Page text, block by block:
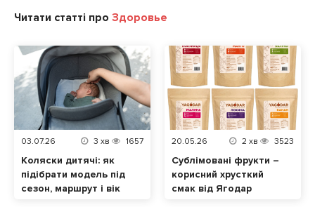
Читати статті про Здоровье
03.07.26 3 хв 1657
Коляски дитячі: як
підібрати модель під
сезон, маршрут і вік
20.05.26 2 хв 3523
Сублімовані фрукти –
корисний хрусткий
смак від Ягодар